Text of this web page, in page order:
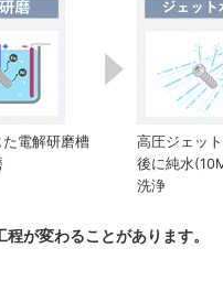
電解研磨槽
高圧ジェッ
後に純水
洗浄
が変わることがあります。